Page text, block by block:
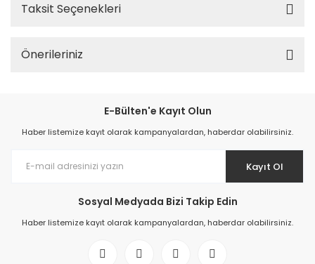
Taksit Seçenekleri
Önerileriniz
E-Bülten'e Kayıt Olun
Haber listemize kayıt olarak kampanyalardan, haberdar olabilirsiniz.
Kayıt Ol
Sosyal Medyada Bizi Takip Edin
Haber listemize kayıt olarak kampanyalardan, haberdar olabilirsiniz.